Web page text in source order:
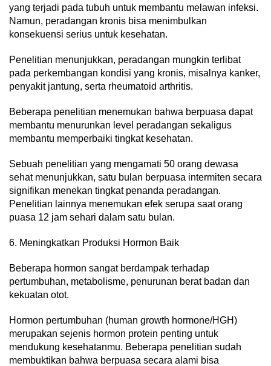
yang terjadi pada tubuh untuk membantu melawan infeksi.
Namun, peradangan kronis bisa menimbulkan
konsekuensi serius untuk kesehatan.
Penelitian menunjukkan, peradangan mungkin terlibat
pada perkembangan kondisi yang kronis, misalnya kanker,
penyakit jantung, serta rheumatoid arthritis.
Beberapa penelitian menemukan bahwa berpuasa dapat
membantu menurunkan level peradangan sekaligus
membantu memperbaiki tingkat kesehatan.
Sebuah penelitian yang mengamati 50 orang dewasa
sehat menunjukkan, satu bulan berpuasa intermiten secara
signifikan menekan tingkat penanda peradangan.
Penelitian lainnya menemukan efek serupa saat orang
puasa 12 jam sehari dalam satu bulan.
6. Meningkatkan Produksi Hormon Baik
Beberapa hormon sangat berdampak terhadap
pertumbuhan, metabolisme, penurunan berat badan dan
kekuatan otot.
Hormon pertumbuhan (human growth hormone/HGH)
merupakan sejenis hormon protein penting untuk
mendukung kesehatanmu. Beberapa penelitian sudah
membuktikan bahwa berpuasa secara alami bisa